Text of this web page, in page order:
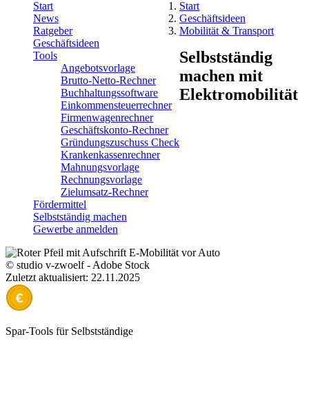
Start
News
Ratgeber
Geschäftsideen
Tools
Angebotsvorlage
Brutto-Netto-Rechner
Buchhaltungssoftware
Einkommensteuerrechner
Firmenwagenrechner
Geschäftskonto-Rechner
Gründungszuschuss Check
Krankenkassenrechner
Mahnungsvorlage
Rechnungsvorlage
Zielumsatz-Rechner
Fördermittel
Selbstständig machen
Gewerbe anmelden
Start
Geschäftsideen
Mobilität & Transport
Selbstständig
machen mit
Elektromobilität
© studio v-zwoelf - Adobe Stock
Zuletzt aktualisiert: 22.11.2025
€
Spar-Tools für Selbstständige